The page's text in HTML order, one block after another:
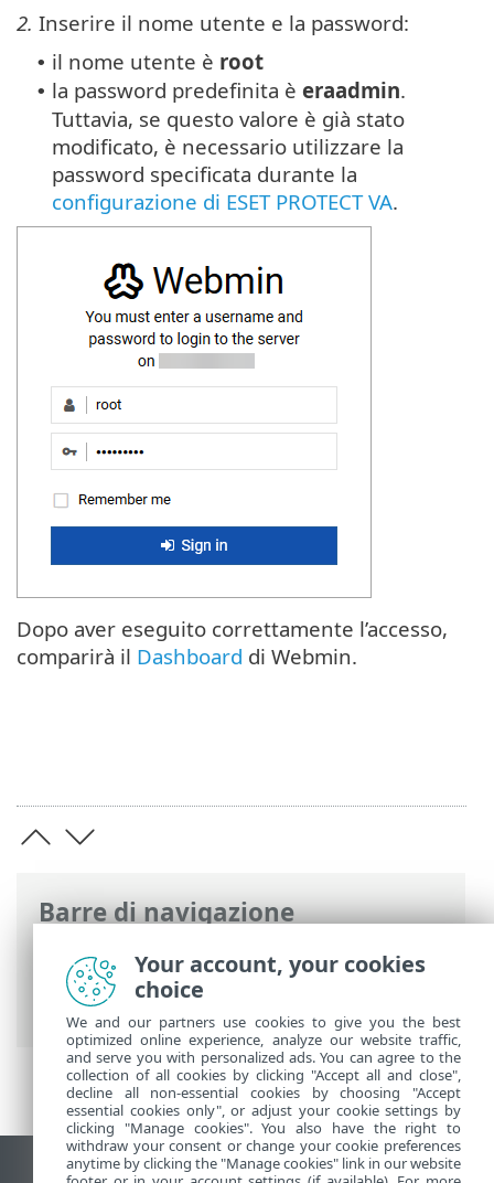
Barre di navigazione
Guida online ESET>ESET PROTECT On-
Prem>Utilizzo di ESET PROTECT VA
Interfaccia di gestione Webmin
2. Inserire il nome utente e la password:
• il nome utente è root
• la password predefinita è eraadmin.
Tuttavia, se questo valore è già stato
modificato, è necessario utilizzare la
password specificata durante la
configurazione di ESET PROTECT VA.
Dopo aver eseguito correttamente l’accesso,
comparirà il Dashboard di Webmin.
Your account, your cookies
choice
We and our partners use cookies to give you the best
optimized online experience, analyze our website traffic,
and serve you with personalized ads. You can agree to the
collection of all cookies by clicking "Accept all and close",
decline all non-essential cookies by choosing "Accept
essential cookies only", or adjust your cookie settings by
clicking "Manage cookies". You also have the right to
withdraw your consent or change your cookie preferences
anytime by clicking the "Manage cookies" link in our website